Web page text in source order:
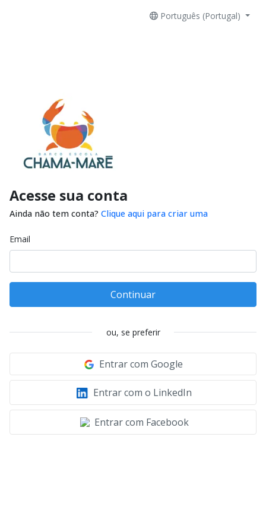
Português (Portugal)
Acesse sua conta
Ainda não tem conta? Clique aqui para criar uma
Email
Continuar
ou, se preferir
Entrar com Google
Entrar com o LinkedIn
Entrar com Facebook